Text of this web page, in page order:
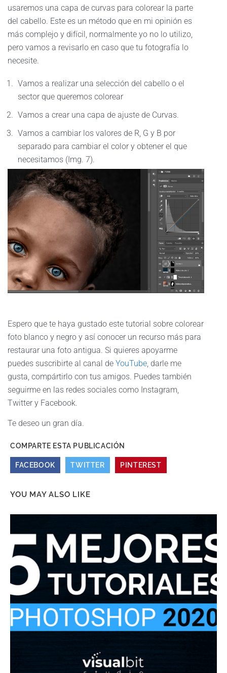
usaremos una capa de curvas para colorear la parte
del cabello. Este es un método que en mi opinión es
más complejo y difícil, normalmente yo no lo utilizo,
pero vamos a revisarlo en caso que tu fotografía lo
necesite.
Vamos a realizar una selección del cabello o el
sector que queremos colorear
Vamos a crear una capa de ajuste de Curvas.
Vamos a cambiar los valores de R, G y B por
separado para cambiar el color y obtener el que
necesitamos (Img. 7).
Espero que te haya gustado este tutorial sobre colorear
foto blanco y negro y así conocer un recurso más para
restaurar una foto antigua. Si quieres apoyarme
puedes suscribirte al canal de YouTube, darle me
gusta, compártirlo con tus amigos. Puedes también
seguirme en las redes sociales como Instagram,
Twitter y Facebook.
Te deseo un gran día.
COMPARTE ESTA PUBLICACIÓN
FACEBOOK TWITTER PINTEREST
YOU MAY ALSO LIKE